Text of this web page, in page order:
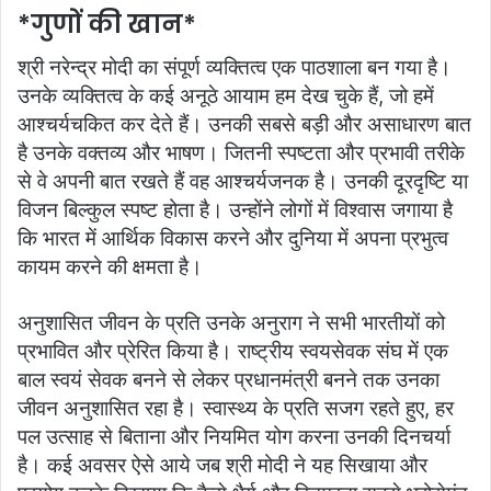
*गुणों की खान*
श्री नरेन्द्र मोदी का संपूर्ण व्यक्तित्व एक पाठशाला बन गया है।
उनके व्यक्तित्व के कई अनूठे आयाम हम देख चुके हैं, जो हमें
आश्चर्यचकित कर देते हैं। उनकी सबसे बड़ी और असाधारण बात
है उनके वक्तव्य और भाषण। जितनी स्पष्टता और प्रभावी तरीके
से वे अपनी बात रखते हैं वह आश्चर्यजनक है। उनकी दूरदृष्टि या
विजन बिल्कुल स्पष्ट होता है। उन्होंने लोगों में विश्वास जगाया है
कि भारत में आर्थिक विकास करने और दुनिया में अपना प्रभुत्व
कायम करने की क्षमता है।
अनुशासित जीवन के प्रति उनके अनुराग ने सभी भारतीयों को
प्रभावित और प्रेरित किया है। राष्ट्रीय स्वयसेवक संघ में एक
बाल स्वयं सेवक बनने से लेकर प्रधानमंत्री बनने तक उनका
जीवन अनुशासित रहा है। स्वास्थ्य के प्रति सजग रहते हुए, हर
पल उत्साह से बिताना और नियमित योग करना उनकी दिनचर्या
है। कई अवसर ऐसे आये जब श्री मोदी ने यह सिखाया और